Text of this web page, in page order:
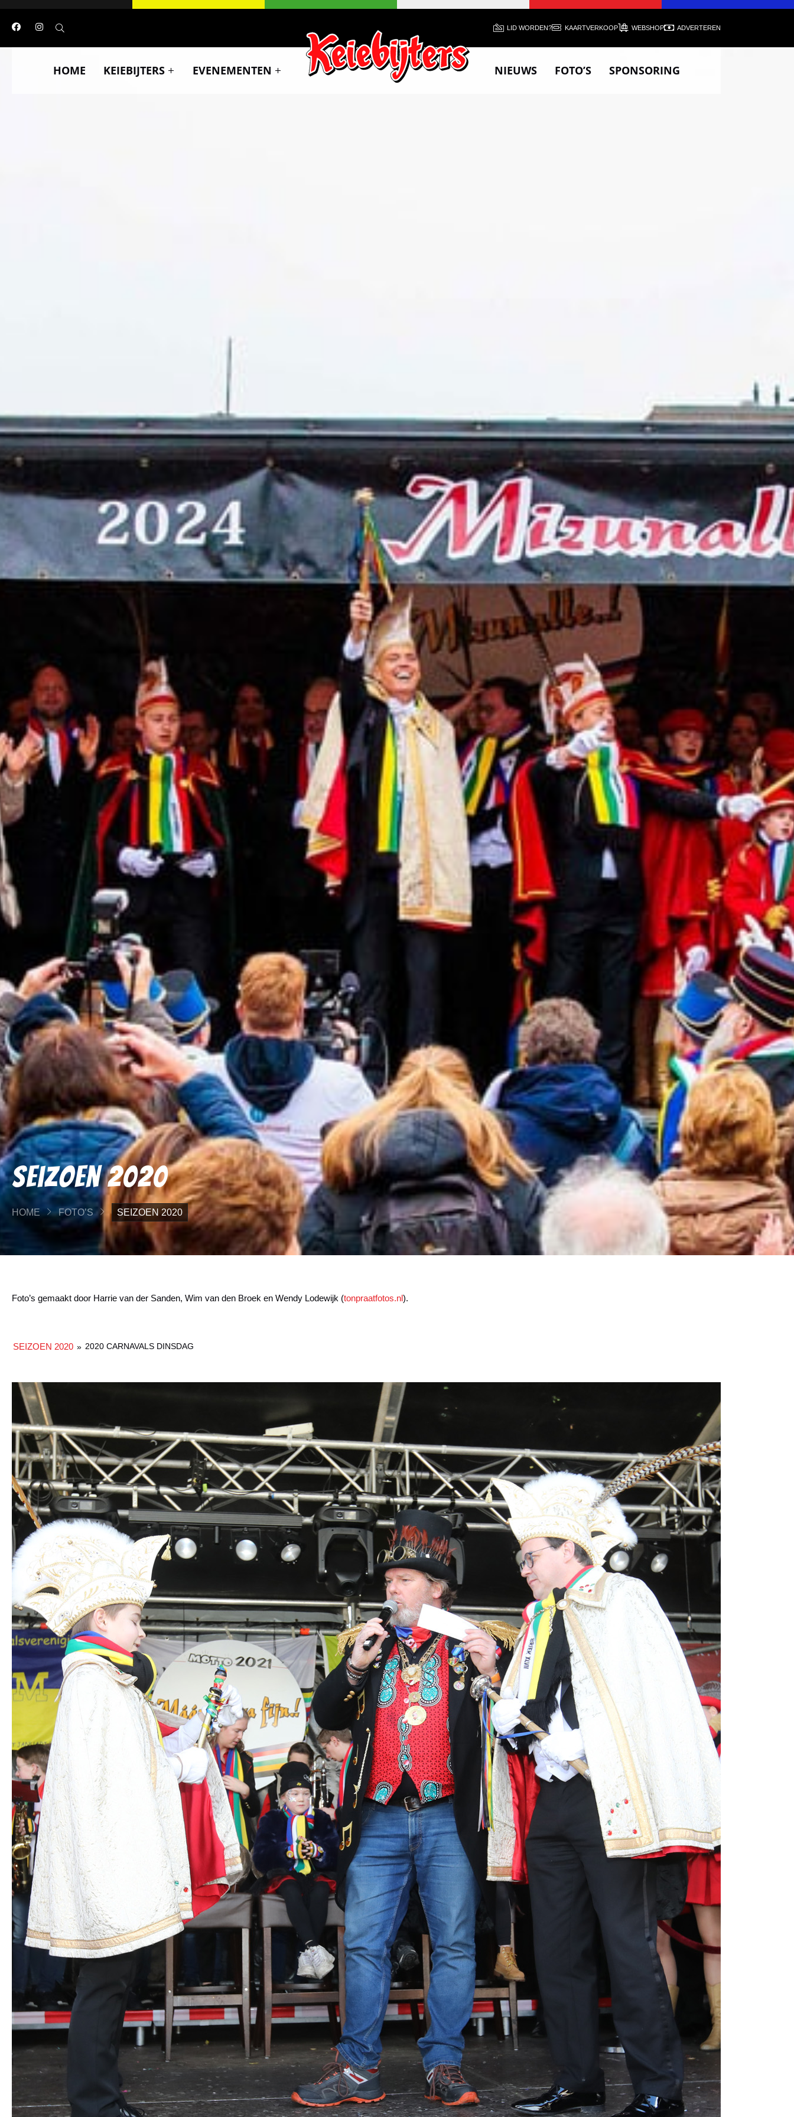
LID WORDEN? KAARTVERKOOP WEBSHOP ADVERTEREN
HOME KEIEBIJTERS EVENEMENTEN NIEUWS FOTO’S SPONSORING
Seizoen 2020
HOME FOTO’S SEIZOEN 2020
Foto’s gemaakt door Harrie van der Sanden, Wim van den Broek en Wendy Lodewijk (tonpraatfotos.nl).
SEIZOEN 2020 » 2020 CARNAVALS DINSDAG